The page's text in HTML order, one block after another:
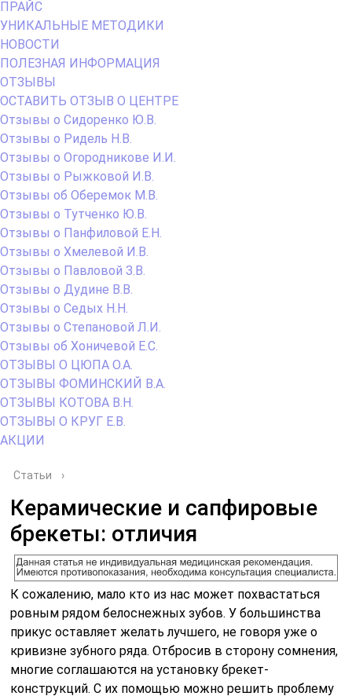
ПРАЙС
УНИКАЛЬНЫЕ МЕТОДИКИ
НОВОСТИ
ПОЛЕЗНАЯ ИНФОРМАЦИЯ
ОТЗЫВЫ
ОСТАВИТЬ ОТЗЫВ О ЦЕНТРЕ
Отзывы о Сидоренко Ю.В.
Отзывы о Ридель Н.В.
Отзывы о Огородникове И.И.
Отзывы о Рыжковой И.В.
Отзывы об Оберемок М.В.
Отзывы о Тутченко Ю.В.
Отзывы о Панфиловой Е.Н.
Отзывы о Хмелевой И.В.
Отзывы о Павловой З.В.
Отзывы о Дудине В.В.
Отзывы о Седых Н.Н.
Отзывы о Степановой Л.И.
Отзывы об Хоничевой Е.С.
ОТЗЫВЫ О ЦЮПА О.А.
ОТЗЫВЫ ФОМИНСКИЙ В.А.
ОТЗЫВЫ КОТОВА В.Н.
ОТЗЫВЫ О КРУГ Е.В.
АКЦИИ
Статьи ›
Керамические и сапфировые
брекеты: отличия
К сожалению, мало кто из нас может похвастаться
ровным рядом белоснежных зубов. У большинства
прикус оставляет желать лучшего, не говоря уже о
кривизне зубного ряда. Отбросив в сторону сомнения,
многие соглашаются на установку брекет-
конструкций. С их помощью можно решить проблему